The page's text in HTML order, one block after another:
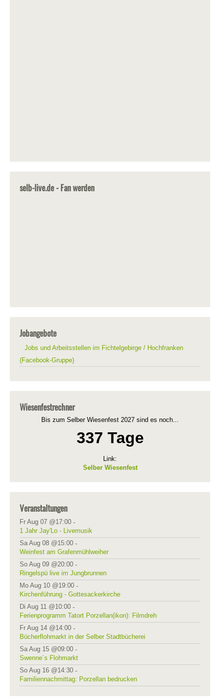
selb-live.de - Fan werden
Jobangebote
Jobs und Arbeitsstellen im Fichtelgebirge / Hochfranken
(Facebook-Gruppe)
Wiesenfestrechner
Bis zum Selber Wiesenfest 2027 sind es noch...
337 Tage
Link:
Selber Wiesenfest
Veranstaltungen
Fr Aug 07 @17:00 -
1 Jahr Jay'Lo - Livemusik
Sa Aug 08 @15:00 -
Weinfest am Grafenmühlweiher
So Aug 09 @20:00 -
Ringelspü live im Jungbrunnen
Mo Aug 10 @19:00 -
Kirchenführung - Gottesackerkirche
Di Aug 11 @10:00 -
Ferienprogramm Tatort Porzellan(ikon): Filmdreh
Fr Aug 14 @14:00 -
Bücherflohmarkt in der Selber Stadtbücherei
Sa Aug 15 @09:00 -
Swenne´s Flohmarkt
So Aug 16 @14:30 -
Familiennachmittag: Porzellan bedrucken